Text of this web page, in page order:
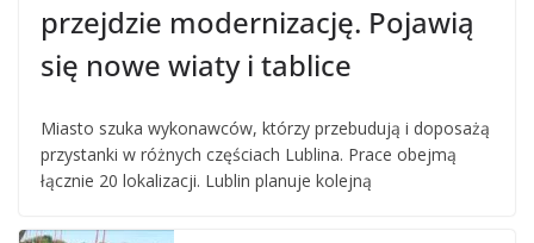
przejdzie modernizację. Pojawią
się nowe wiaty i tablice
Miasto szuka wykonawców, którzy przebudują i doposażą
przystanki w różnych częściach Lublina. Prace obejmą
łącznie 20 lokalizacji. Lublin planuje kolejną